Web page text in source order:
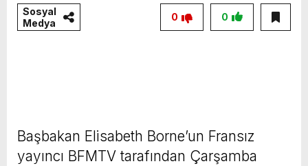
Sosyal
Medya
0
0
Başbakan Elisabeth Borne’un Fransız
yayıncı BFMTV tarafından Çarşamba